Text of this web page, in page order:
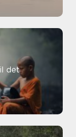
det